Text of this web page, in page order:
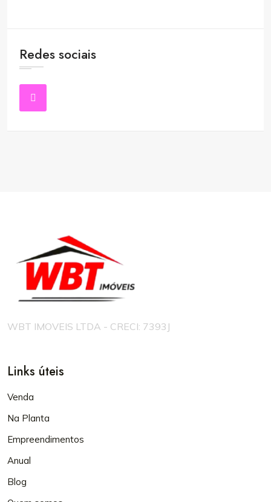
Redes sociais
WBT IMOVEIS LTDA - CRECI: 7393J
Links úteis
Venda
Na Planta
Empreendimentos
Anual
Blog